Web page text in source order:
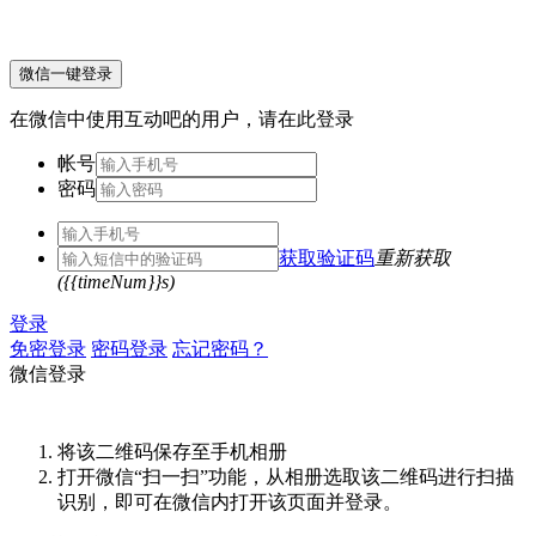
微信一键登录
在微信中使用互动吧的用户，请在此登录
帐号
密码
获取验证码重新获取
({{timeNum}}s)
登录
免密登录 密码登录 忘记密码？
微信登录
将该二维码保存至手机相册
打开微信“扫一扫”功能，从相册选取该二维码进行扫描
识别，即可在微信内打开该页面并登录。